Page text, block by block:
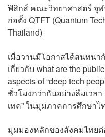
ฟิสิกส์ คณะวิทยาศาสตร์ จุ
ก่อตั้ง QTFT (Quantum
Thailand)
เมื่อวานมีโอกาสได้สนทน
เกี่ยวกับ what are the
aspects of “deep tech
ชั่วโมงกว่ากันอย่างลืมเวล
เทค” ในมุมภาคการศึกษา
มุมมองหลักของสังคมไทยต่